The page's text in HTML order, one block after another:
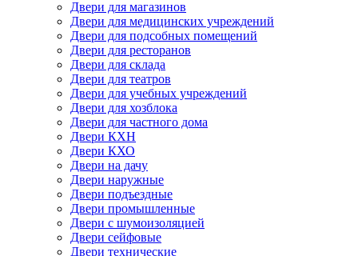
Двери для магазинов
Двери для медицинских учреждений
Двери для подсобных помещений
Двери для ресторанов
Двери для склада
Двери для театров
Двери для учебных учреждений
Двери для хозблока
Двери для частного дома
Двери КХН
Двери КХО
Двери на дачу
Двери наружные
Двери подъездные
Двери промышленные
Двери с шумоизоляцией
Двери сейфовые
Двери технические